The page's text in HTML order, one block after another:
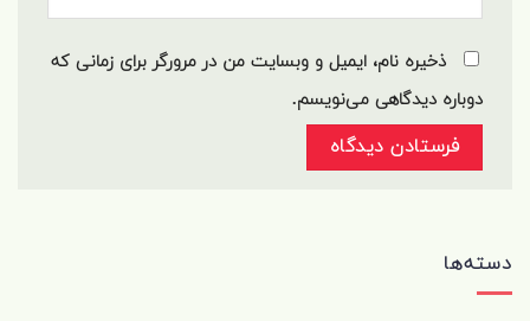
ذخیره نام، ایمیل و وبسایت من در مرورگر برای زمانی که
دوباره دیدگاهی می‌نویسم.
دسته‌ها